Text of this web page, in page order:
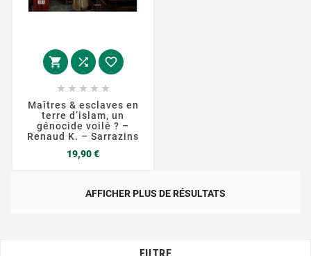
  
    
Maîtres & esclaves en
terre d’islam, un
génocide voilé ? –
Renaud K. – Sarrazins
19,90 €Prix
AFFICHER PLUS DE RÉSULTATS